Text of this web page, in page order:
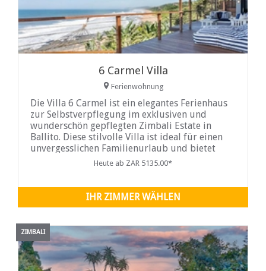
6 Carmel Villa
Ferienwohnung
Die Villa 6 Carmel ist ein elegantes Ferienhaus
zur Selbstverpflegung im exklusiven und
wunderschön gepflegten Zimbali Estate in
Ballito. Diese stilvolle Villa ist ideal für einen
unvergesslichen Familienurlaub und bietet
einen atemberaubenden, ungestörten Blick auf
geschmackvoll eingerichteten Schlafzimmern
Heute ab ZAR 5135.00*
IHR ZIMMER WÄHLEN
ZIMBALI